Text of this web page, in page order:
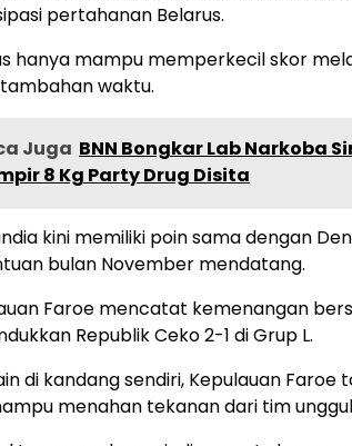
pertahanan Belarus.
hanya mampu memperkecil skor
waktu.
Juga BNN Bongkar Lab Narkoba
8 Kg Party Drug Disita
kini memiliki poin sama dengan
bulan November mendatang.
Faroe mencatat kemenangan
Republik Ceko 2-1 di Grup L.
di kandang sendiri, Kepulauan
menahan tekanan dari tim